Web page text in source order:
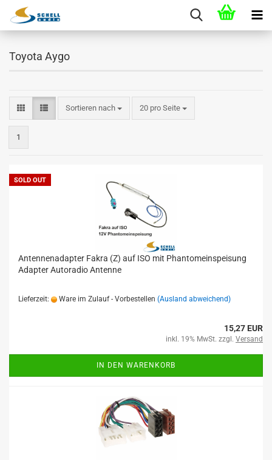
Toyota Aygo
Sortieren nach 20 pro Seite
1
SOLD OUT
Antennenadapter Fakra (Z) auf ISO mit Phantomeinspeisung
Adapter Autoradio Antenne
Lieferzeit: Ware im Zulauf - Vorbestellen (Ausland abweichend)
15,27 EUR
inkl. 19% MwSt. zzgl. Versand
IN DEN WARENKORB